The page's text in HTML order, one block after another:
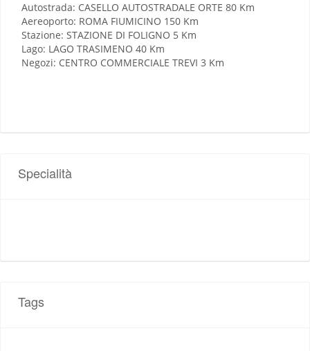
Autostrada: CASELLO AUTOSTRADALE ORTE 80 Km
Aereoporto: ROMA FIUMICINO 150 Km
Stazione: STAZIONE DI FOLIGNO 5 Km
Lago: LAGO TRASIMENO 40 Km
Negozi: CENTRO COMMERCIALE TREVI 3 Km
Specialità
Tags